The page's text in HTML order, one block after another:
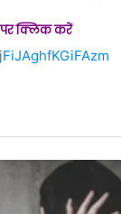
पर क्लिक करें